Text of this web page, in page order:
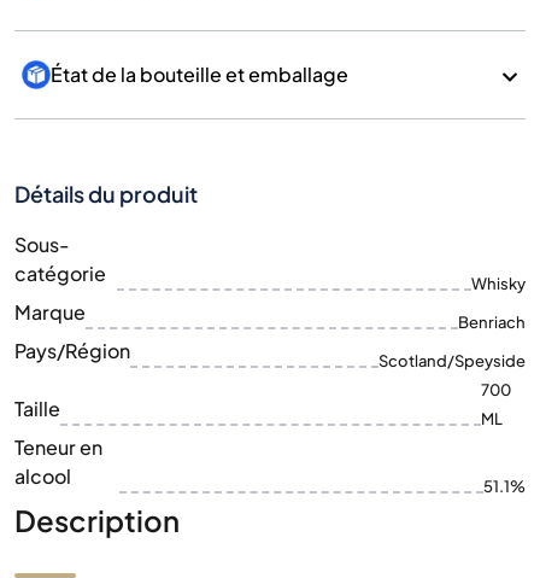
État de la bouteille et emballage
Détails du produit
Sous-
catégorie
Whisky
Marque Benriach
Pays/Région Scotland/Speyside
Taille
700
ML
Teneur en
alcool
51.1%
Description